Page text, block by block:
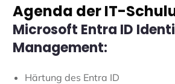
Agenda der IT-
Microsoft Entra ID
Management:
Härtung des Entra ID